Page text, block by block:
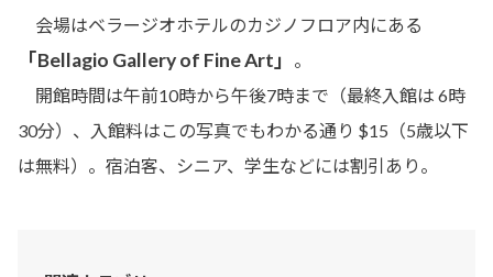
会場はベラージオホテルのカジノフロア内にある
「Bellagio Gallery of Fine Art」
。
開館時間は午前10時から午後7時まで（最終入館は 6時
30分）、入館料はこの写真でもわかる通り $15（5歳以下
は無料）。宿泊客、シニア、学生などには割引あり。